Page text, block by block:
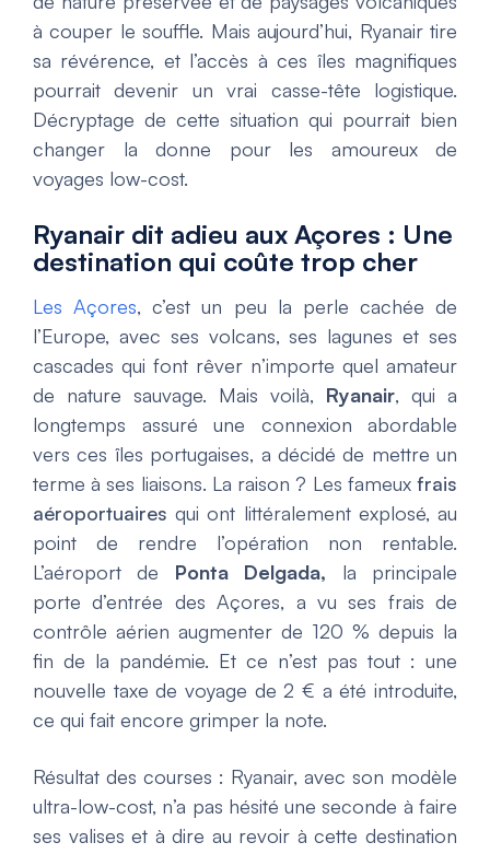
à couper le souffle. Mais aujourd’hui, Ryanair tire
sa révérence, et l’accès à ces îles magnifiques
pourrait devenir un vrai casse-tête logistique.
Décryptage de cette situation qui pourrait bien
changer la donne pour les amoureux de
voyages low-cost.
Ryanair dit adieu aux Açores : Une
destination qui coûte trop cher
Les Açores, c’est un peu la perle cachée de
l’Europe, avec ses volcans, ses lagunes et ses
cascades qui font rêver n’importe quel amateur
de nature sauvage. Mais voilà, Ryanair, qui a
longtemps assuré une connexion abordable
vers ces îles portugaises, a décidé de mettre un
terme à ses liaisons. La raison ? Les fameux frais
aéroportuaires qui ont littéralement explosé, au
point de rendre l’opération non rentable.
L’aéroport de Ponta Delgada, la principale
porte d’entrée des Açores, a vu ses frais de
contrôle aérien augmenter de 120 % depuis la
fin de la pandémie. Et ce n’est pas tout : une
nouvelle taxe de voyage de 2 € a été introduite,
ce qui fait encore grimper la note.
Résultat des courses : Ryanair, avec son modèle
ultra-low-cost, n’a pas hésité une seconde à faire
ses valises et à dire au revoir à cette destination